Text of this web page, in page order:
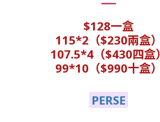
$128一盒
115*2（$230兩盒）
107.5*4（$430四盒）
99*10（$990十盒）
PERSE